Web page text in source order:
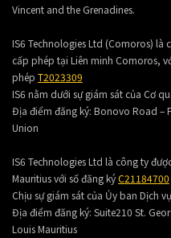
Vincent and the Grenadines.
IS6 Technologies Ltd (Comoros) là
cấp phép tại Liên minh Comoros,
phép T2023309
IS6 nằm dưới sự giám sát của Cơ
Địa điểm đăng ký: Bonovo Road –
Union
IS6 Technologies Ltd là công ty
Mauritius với số đăng kýC21184700
Chịu sự giám sát của Ủy ban Dịch
Địa điểm đăng ký: Suite210 St.
Louis Mauritius